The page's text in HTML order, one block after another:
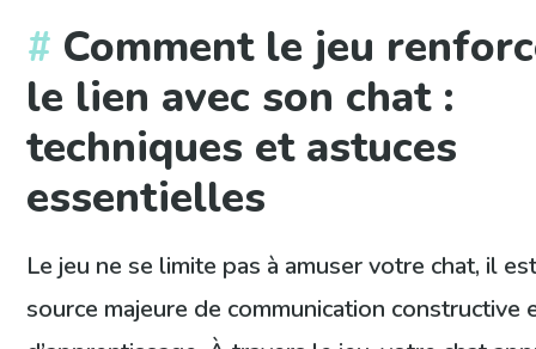
Comment le jeu
le lien avec son chat :
techniques et astuces
essentielles
Le jeu ne se limite pas à amuser votre chat, il
source majeure de communication constructive